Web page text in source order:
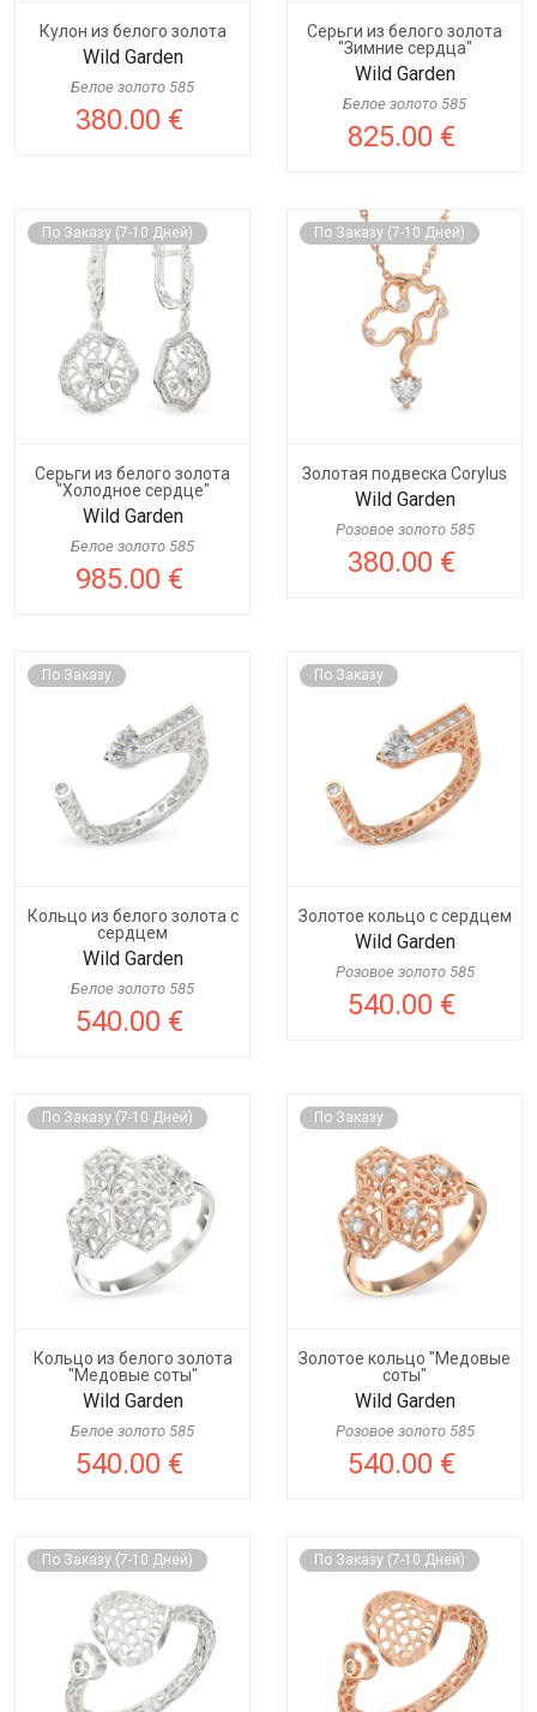
Кулон из белого золота
Wild Garden
Белое золото 585
380.00 €
Серьги из белого золота
"Зимние сердца"
Wild Garden
Белое золото 585
825.00 €
По Заказу (7-10 Дней)
Серьги из белого золота
"Холодное сердце"
Wild Garden
Белое золото 585
985.00 €
По Заказу (7-10 Дней)
Золотая подвеска Corylus
Wild Garden
Розовое золото 585
380.00 €
По Заказу
Кольцо из белого золота c
сердцем
Wild Garden
Белое золото 585
540.00 €
По Заказу
Золотое кольцо с сердцем
Wild Garden
Розовое золото 585
540.00 €
По Заказу (7-10 Дней)
Кольцо из белого золота
"Медовые соты"
Wild Garden
Белое золото 585
540.00 €
По Заказу
Золотое кольцо "Медовые
соты"
Wild Garden
Розовое золото 585
540.00 €
По Заказу (7-10 Дней) По Заказу (7-10 Дней)